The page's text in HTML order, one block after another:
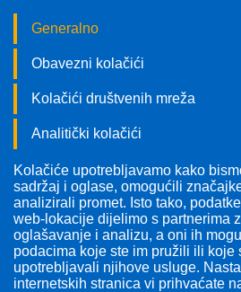
Generalno
Obavezni kolačići
Kolačići društvenih mreža
Analitički kolačići
Kolačiće upotrebljavamo kako
sadržaj i oglase, omogućili
analizirali promet. Isto tako,
web-lokacije dijelimo s partnerima
oglašavanje i analizu, a oni ih
podacima koje ste im pružili ili koje
upotrebljavali njihove usluge.
internetskih stranica vi prihvaćate